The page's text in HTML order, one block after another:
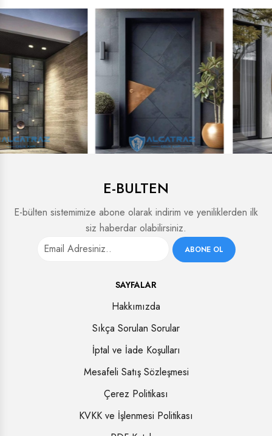
E-BULTEN
E-bülten sistemimize abone olarak indirim ve yeniliklerden ilk
siz haberdar olabilirsiniz.
ABONE OL
SAYFALAR
Hakkımızda
Sıkça Sorulan Sorular
İptal ve İade Koşulları
Mesafeli Satış Sözleşmesi
Çerez Politikası
KVKK ve İşlenmesi Politikası